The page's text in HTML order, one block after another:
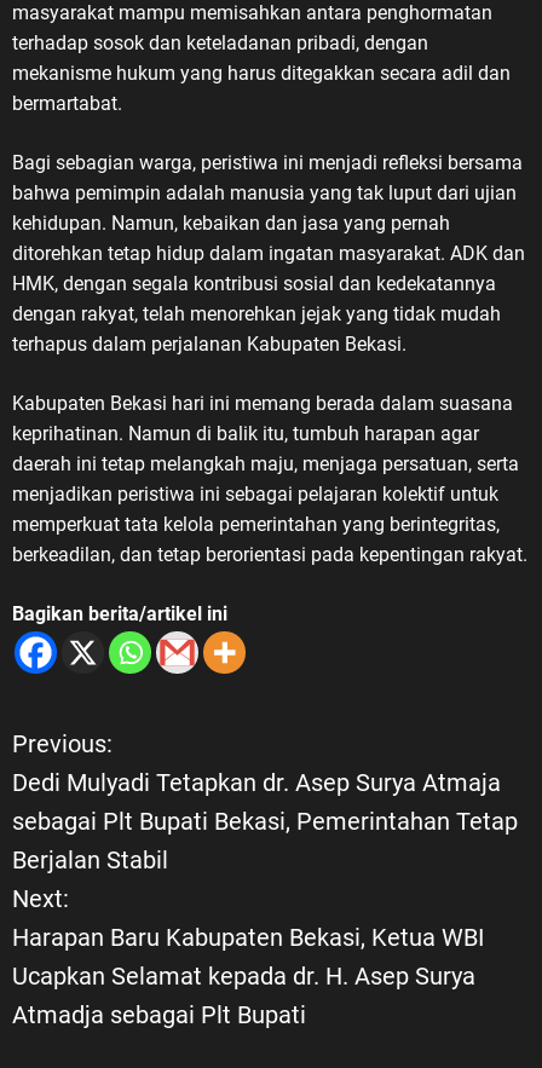
masyarakat mampu memisahkan antara penghormatan
terhadap sosok dan keteladanan pribadi, dengan
mekanisme hukum yang harus ditegakkan secara adil dan
bermartabat.
Bagi sebagian warga, peristiwa ini menjadi refleksi bersama
bahwa pemimpin adalah manusia yang tak luput dari ujian
kehidupan. Namun, kebaikan dan jasa yang pernah
ditorehkan tetap hidup dalam ingatan masyarakat. ADK dan
HMK, dengan segala kontribusi sosial dan kedekatannya
dengan rakyat, telah menorehkan jejak yang tidak mudah
terhapus dalam perjalanan Kabupaten Bekasi.
Kabupaten Bekasi hari ini memang berada dalam suasana
keprihatinan. Namun di balik itu, tumbuh harapan agar
daerah ini tetap melangkah maju, menjaga persatuan, serta
menjadikan peristiwa ini sebagai pelajaran kolektif untuk
memperkuat tata kelola pemerintahan yang berintegritas,
berkeadilan, dan tetap berorientasi pada kepentingan rakyat.
Bagikan berita/artikel ini
N
a
v
i
g
Previous:
Dedi Mulyadi Tetapkan dr. Asep Surya Atmaja
sebagai Plt Bupati Bekasi, Pemerintahan Tetap
Berjalan Stabil
Next:
Harapan Baru Kabupaten Bekasi, Ketua WBI
Ucapkan Selamat kepada dr. H. Asep Surya
Atmadja sebagai Plt Bupati